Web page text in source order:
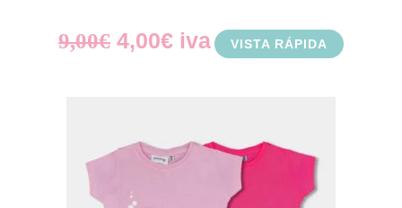
9,00€ El
era:
9,00€.
4,00€El
es:
4,00€.
iva VISTA RÁPIDA